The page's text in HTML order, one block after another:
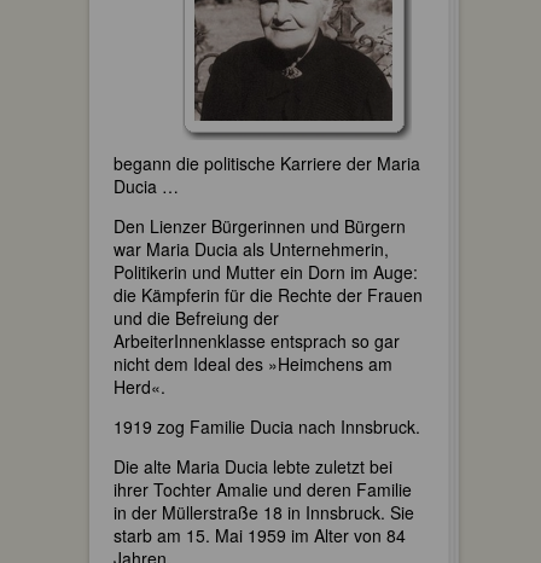
begann die politische Karriere der Maria
Ducia …
Den Lienzer Bürgerinnen und Bürgern
war Maria Ducia als Unternehmerin,
Politikerin und Mutter ein Dorn im Auge:
die Kämpferin für die Rechte der Frauen
und die Befreiung der
ArbeiterInnenklasse entsprach so gar
nicht dem Ideal des »Heimchens am
Herd«.
1919 zog Familie Ducia nach Innsbruck.
Die alte Maria Ducia lebte zuletzt bei
ihrer Tochter Amalie und deren Familie
in der Müllerstraße 18 in Innsbruck. Sie
starb am 15. Mai 1959 im Alter von 84
Jahren.